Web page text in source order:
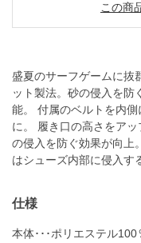
この商
盛夏のサーフゲームに抜
ット製法。砂の侵入を防
能。 付属のベルトを内
に。 履き口の高さをア
の侵入を防ぐ効果が向上
はシューズ内部に侵入す
仕様
本体･･･ポリエステル100